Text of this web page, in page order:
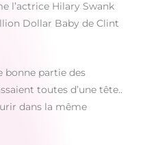
l’actrice Hilary Swank
Dollar Baby de Clint
bonne partie des
toutes d’une tête..
dans la même